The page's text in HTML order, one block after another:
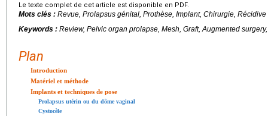
Le texte complet de cet article est disponible en PDF.
Mots clés : Revue, Prolapsus génital, Prothèse, Implant, Chirurgie,
Keywords : Review, Pelvic organ prolapse, Mesh, Graft, Augmented
Plan
Introduction
Matériel et méthode
Implants et techniques de pose
Prolapsus utérin ou du dôme vaginal
Cystocèle